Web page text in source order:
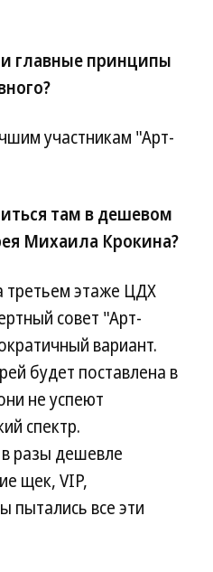
главные принципы
участникам "Арт-
там в дешевом
Михаила Крокина?
третьем этаже ЦДХ
совет "Арт-
вариант.
будет поставлена в
не успеют
спектр.
разы дешевле
щек, VIP,
пытались все эти